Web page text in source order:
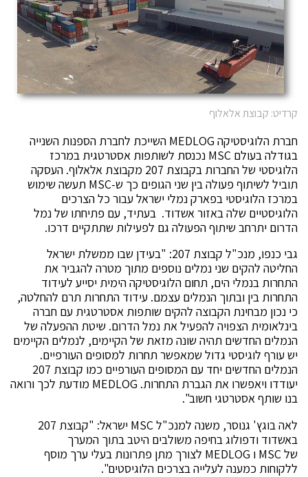
קרדיט: קבוצת אלאלוף
חברת הלוגיסטיקה MEDLOG השייכת לחברת הספנות השנייה
בגודלה בעולם MSC נכנסת לשותפות אסטרטגית במרכז
הלוגיסטי של החברות בקבוצת 207 מקבוצת אלאלוף. העסקה
תוביל לשיתוף פעולה בין שני הגופים כך ש-MSC תעשה שימוש
במרכז הלוגיסטי בפארק נמלי ישראל עבור כל הצרכים
הלוגיסטיים שלה באזור אשדוד. בעתיד, עם פתיחתו של נמל
הדרום יתרחב שיתוף הפעולה גם לפעילות שתתקיים דרכו.
גבי כנפו, מנכ"ל קבוצת 207: "בעידן שבו ממשלת ישראל
החליטה להקים שני נמלים נוספים מתוך מטרה להגביר את
התחרות בנמלי הים, תחום הלוגיסטיקה הימית יסייע לעידוד
התחרות בין ובתוך הנמלים עצמם. עידוד התחרות תרם להחלטה,
כי נכון מבחינת הקבוצה להקים שותפות אסטרטגית עם חברה
בינלאומית הצפויה להפעיל את נמל הדרום. שיטת ההפעלה של
הנמלים החדשים תהיה שונה מזאת של הקיימים, לנמלים הקיימים
יש עורף לוגיסטי גדול שמאפשר תחרות למסופים העורפיים.
הנמלים החדשים יחד עם המסופים העורפיים כמו קבוצת 207
יעודדו ויאפשרו את הגברת התחרות. MEDLOG מודעת לכך ורואה
בנו שותף אסטרטגי חשוב".
לאה בוגץ' גנוסר, משנה למנכ"ל MSC ישראל: "קבוצת 207
באשדוד ודפולוג בחיפה משולבים היטב בתוך המערך
של MSC ו MEDLOG לצורך מתן פתרונות בעלי ערך מוסף
ללקוחות כמענה לעלייה בצרכים הלוגיסטים".